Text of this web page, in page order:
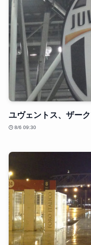
ユヴェントス、ザー
8/6 09:30